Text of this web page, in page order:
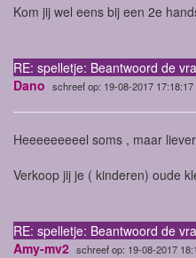
Kom jij wel eens bij een 2e
RE: spelletje: Beantwoord de
Dano schreef op: 19-08-2017 17:18:17
Heeeeeeeeel soms , maar
Verkoop jij je ( kinderen) oude
RE: spelletje: Beantwoord de
Amy-mv2 schreef op: 19-08-2017